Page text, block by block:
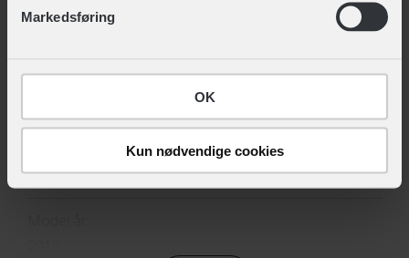
Markedsføring
OK
Kun nødvendige cookies
EAN
Hovedprodukt ID
Sikkerheds- og producentinfo
Vis detaljer